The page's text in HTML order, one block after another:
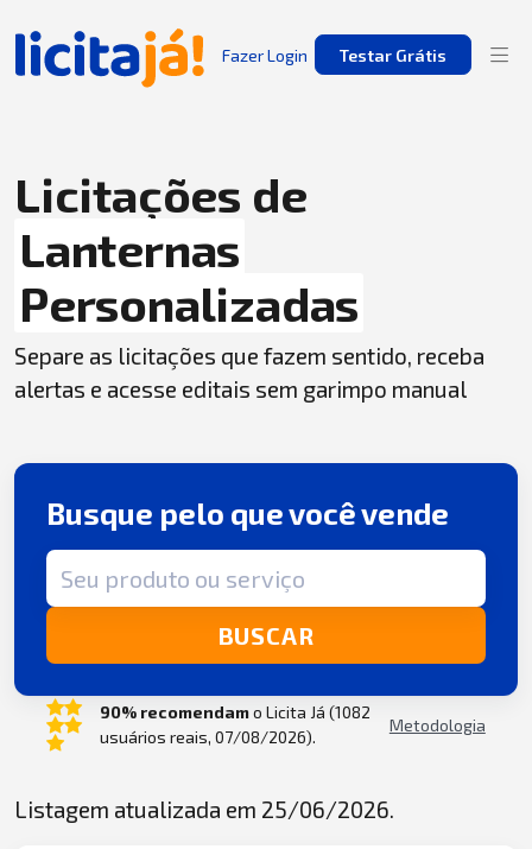
Fazer Login Testar Grátis
Licitações de
Lanternas
Personalizadas
Separe as licitações que fazem sentido, receba
alertas e acesse editais sem garimpo manual
Busque pelo que você vende
Termo de busca
BUSCAR
90% recomendamo Licita Já (1082
usuários reais, 07/08/2026).
Metodologia
Listagem atualizada em 25/06/2026.